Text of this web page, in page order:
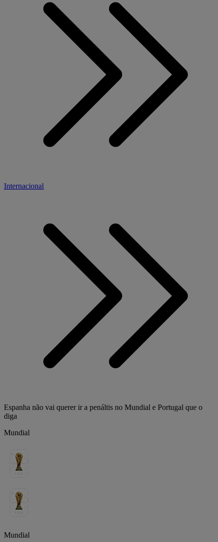
Internacional
Espanha não vai querer ir a penáltis no Mundial e Portugal que o
diga
Mundial
Mundial